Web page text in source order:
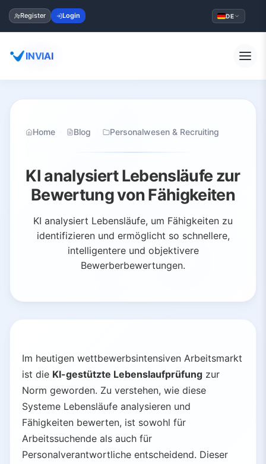
Register Login DE
INVIAI
Home Blog Personalwesen & Recruiting
KI analysiert Lebensläufe zur
Bewertung von Fähigkeiten
KI analysiert Lebensläufe, um Fähigkeiten zu
identifizieren und ermöglicht so schnellere,
intelligentere und objektivere
Bewerberbewertungen.
Im heutigen wettbewerbsintensiven Arbeitsmarkt
ist die KI-gestützte Lebenslaufprüfung zur
Norm geworden. Zu verstehen, wie diese
Systeme Lebensläufe analysieren und
Fähigkeiten bewerten, ist sowohl für
Arbeitssuchende als auch für
Personalverantwortliche entscheidend. Dieser